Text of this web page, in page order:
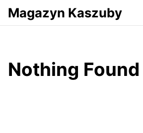
Przejdź do serwisu magazynkaszuby.pl
Magazyn Kaszuby
Nothing Found